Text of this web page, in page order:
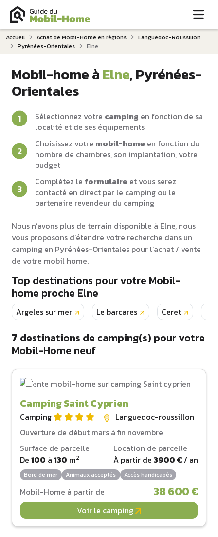
Accueil Achat de Mobil-Home en régions
Languedoc-Roussillon
Pyrénées-Orientales
Elne
Mobil-home àElne, Pyrénées-
Orientales
Sélectionnez votre camping en fonction de sa
localité et de ses équipements
Choisissez votre mobil-home en fonction du
nombre de chambres, son implantation, votre
budget
Complétez le formulaire et vous serez
contacté en direct par le camping ou le
partenaire revendeur du camping
Nous n’avons plus de terrain disponible à Elne, nous
vous proposons d’étendre votre recherche dans un
camping en Pyrénées-Orientales pour l’achat / vente
de votre mobil home.
Top destinations pour votre Mobil-
home proche Elne
Argeles sur mer Le barcares Ceret
7 destinations de camping(s) pour votre
Mobil-Home neuf
Camping Saint Cyprien
Camping
Languedoc-roussillon
Ouverture de début mars à fin novembre
Surface de parcelle
De 100 à 130 m2
Location de parcelle
À partir de 3900 € / an
Bord de mer Animaux acceptés Accès handicapés
Mobil-Home à partir de 38 600 €
Voir le camping